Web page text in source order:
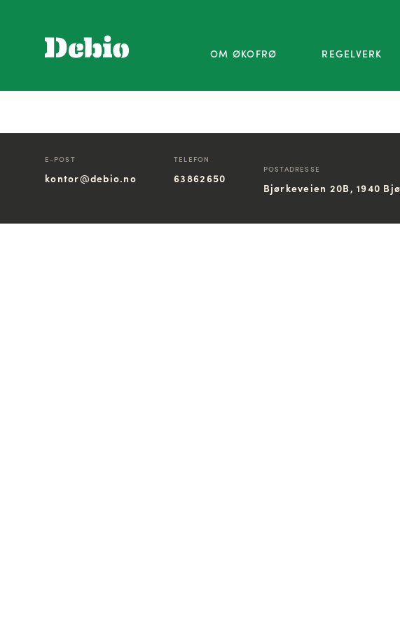
OM ØKOFRØ REGELVERK
E-POST
kontor@debio.no
TELEFON
63862650
POSTADRESSE
Bjørkeveien 20B, 1940